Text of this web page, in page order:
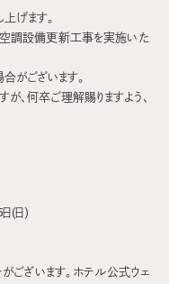
げます。
空調設備更新工事を実施いた
がございます。
、何卒ご理解賜りますよう、
(日)
ございます。ホテル公式ウェ